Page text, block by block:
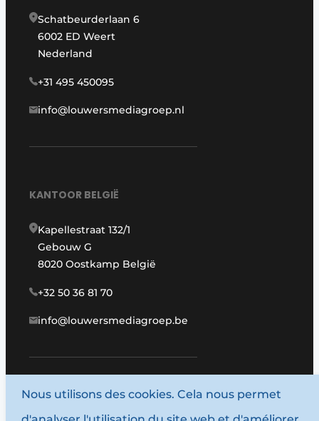
Schatbeurderlaan 6
6002 ED Weert
Nederland
+31 495 450095
info@louwersmediagroep.nl
KANTOOR BELGIË
Kapellestraat 132/1
Gebouw G
8020 Oostkamp België
+32 50 36 81 70
info@louwersmediagroep.be
www.louwersmediagroep.com
Nous utilisons des cookies. Cela nous permet